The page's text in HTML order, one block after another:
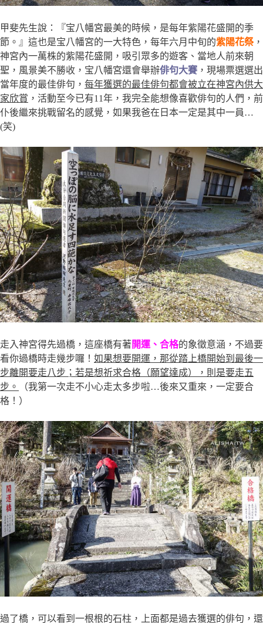
甲斐先生說：『宝八幡宮最美的時候，是每年紫陽花盛開的季
節。』這也是宝八幡宮的一大特色，每年六月中旬的紫陽花祭，
神宮內一萬株的紫陽花盛開，吸引眾多的遊客、當地人前來朝
聖，風景美不勝收，宝八幡宮還會舉辦俳句大賽 ，現場票選選出
當年度的最佳俳句， 每年獲選的最佳俳句都會被立在神宮內供大
家欣賞 ，活動至今已有11年，我完全能想像喜歡俳句的人們，前
仆後繼來挑戰留名的感覺，如果我爸在日本一定是其中一員…
(笑)
走入神宮得先過橋，這座橋有著 開運、合格的象徵意涵，不過要
看你過橋時走幾步囉！ 如果想要開運，那從踏上橋開始到最後一
步離開要走八步；若是想祈求合格（願望達成），則是要走五
步。
（我第一次走不小心走太多步啦…後來又重來，一定要合
格！）
過了橋，可以看到一根根的石柱，上面都是過去獲選的俳句，還